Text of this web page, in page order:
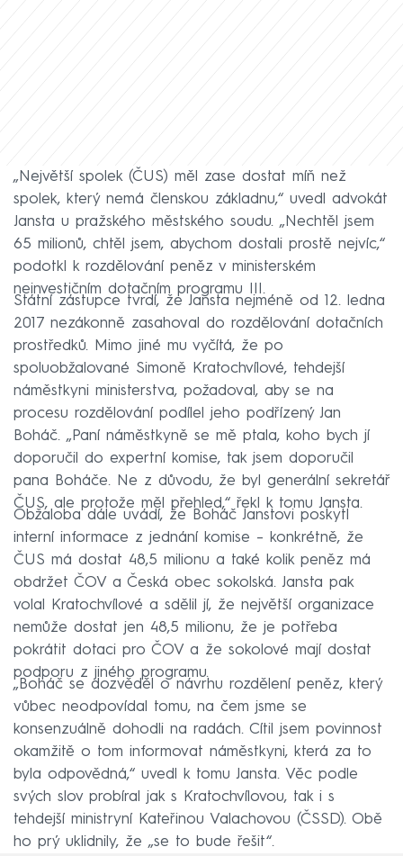
„Největší spolek (ČUS) měl zase dostat míň než
spolek, který nemá členskou základnu,“ uvedl advokát
Jansta u pražského městského soudu. „Nechtěl jsem
65 milionů, chtěl jsem, abychom dostali prostě nejvíc,“
podotkl k rozdělování peněz v ministerském
neinvestičním dotačním programu III.
Státní zástupce tvrdí, že Jansta nejméně od 12. ledna
2017 nezákonně zasahoval do rozdělování dotačních
prostředků. Mimo jiné mu vyčítá, že po
spoluobžalované Simoně Kratochvílové, tehdejší
náměstkyni ministerstva, požadoval, aby se na
procesu rozdělování podílel jeho podřízený Jan
Boháč. „Paní náměstkyně se mě ptala, koho bych jí
doporučil do expertní komise, tak jsem doporučil
pana Boháče. Ne z důvodu, že byl generální sekretář
ČUS, ale protože měl přehled,“ řekl k tomu Jansta.
Obžaloba dále uvádí, že Boháč Janstovi poskytl
interní informace z jednání komise – konkrétně, že
ČUS má dostat 48,5 milionu a také kolik peněz má
obdržet ČOV a Česká obec sokolská. Jansta pak
volal Kratochvílové a sdělil jí, že největší organizace
nemůže dostat jen 48,5 milionu, že je potřeba
pokrátit dotaci pro ČOV a že sokolové mají dostat
podporu z jiného programu.
„Boháč se dozvěděl o návrhu rozdělení peněz, který
vůbec neodpovídal tomu, na čem jsme se
konsenzuálně dohodli na radách. Cítil jsem povinnost
okamžitě o tom informovat náměstkyni, která za to
byla odpovědná,“ uvedl k tomu Jansta. Věc podle
svých slov probíral jak s Kratochvílovou, tak i s
tehdejší ministryní Kateřinou Valachovou (ČSSD). Obě
ho prý uklidnily, že „se to bude řešit“.